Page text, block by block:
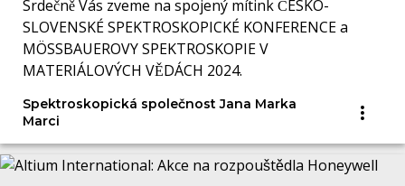
Srdečně Vás zveme na spojený mítink ČESKO-
SLOVENSKÉ SPEKTROSKOPICKÉ KONFERENCE a
MÖSSBAUEROVY SPEKTROSKOPIE V
MATERIÁLOVÝCH VĚDÁCH 2024.
Spektroskopická společnost Jana Marka
Marci